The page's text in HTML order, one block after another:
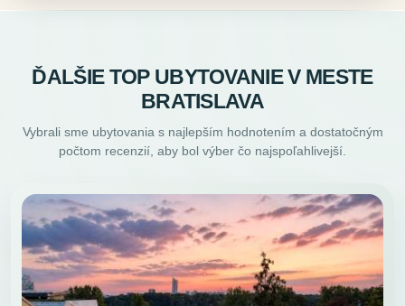
ĎALŠIE TOP UBYTOVANIE V MESTE
BRATISLAVA
Vybrali sme ubytovania s najlepším hodnotením a dostatočným
počtom recenzií, aby bol výber čo najspoľahlivejší.